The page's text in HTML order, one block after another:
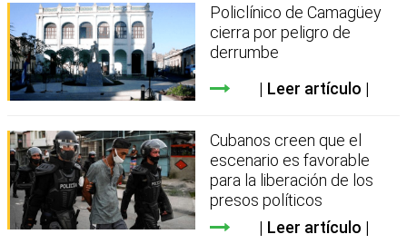
Policlínico de Camagüey
cierra por peligro de
derrumbe
Leer artículo
Cubanos creen que el
escenario es favorable
para la liberación de los
presos políticos
Leer artículo